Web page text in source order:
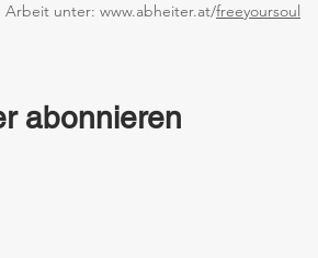
Arbeit unter: www.abheiter.at/freeyoursoul
abonnieren